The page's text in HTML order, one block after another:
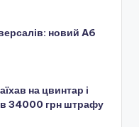
новий A6
на цвинтар і
34000 грн штрафу